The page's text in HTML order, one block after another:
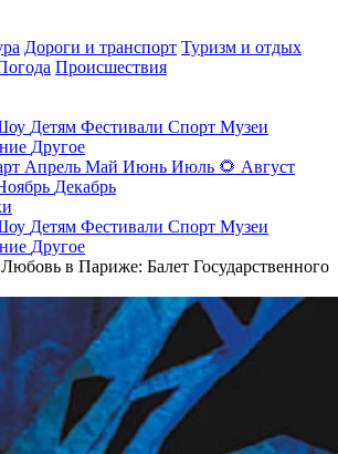
Дороги и транспорт Туризм и отдых
Происшествия
Детям Фестивали Спорт Музеи
Другое
Апрель Май Июнь Июль 🌻 Август
Декабрь
Детям Фестивали Спорт Музеи
Другое
в Париже: Балет Государственного